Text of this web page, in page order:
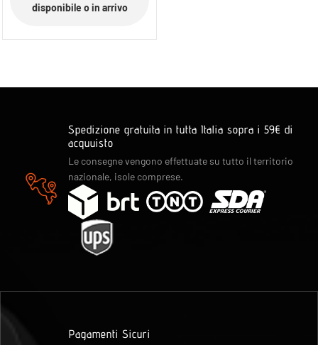
disponibile o in arrivo
Spedizione gratuita in tutta Italia sopra i 59€ di
acquuisto
Le consegne vengono effettuate su tutto il territorio
nazionale, isole comprese.
Pagamenti Sicuri